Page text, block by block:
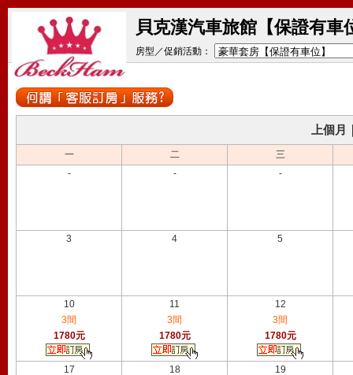
貝克漢汽車旅館【保證有車
房型／促銷活動：
上個月
一 二
三
-
- -
3 4 5
10
3間
1780元
11
3間
1780元
12
3間
1780元
17
18
19